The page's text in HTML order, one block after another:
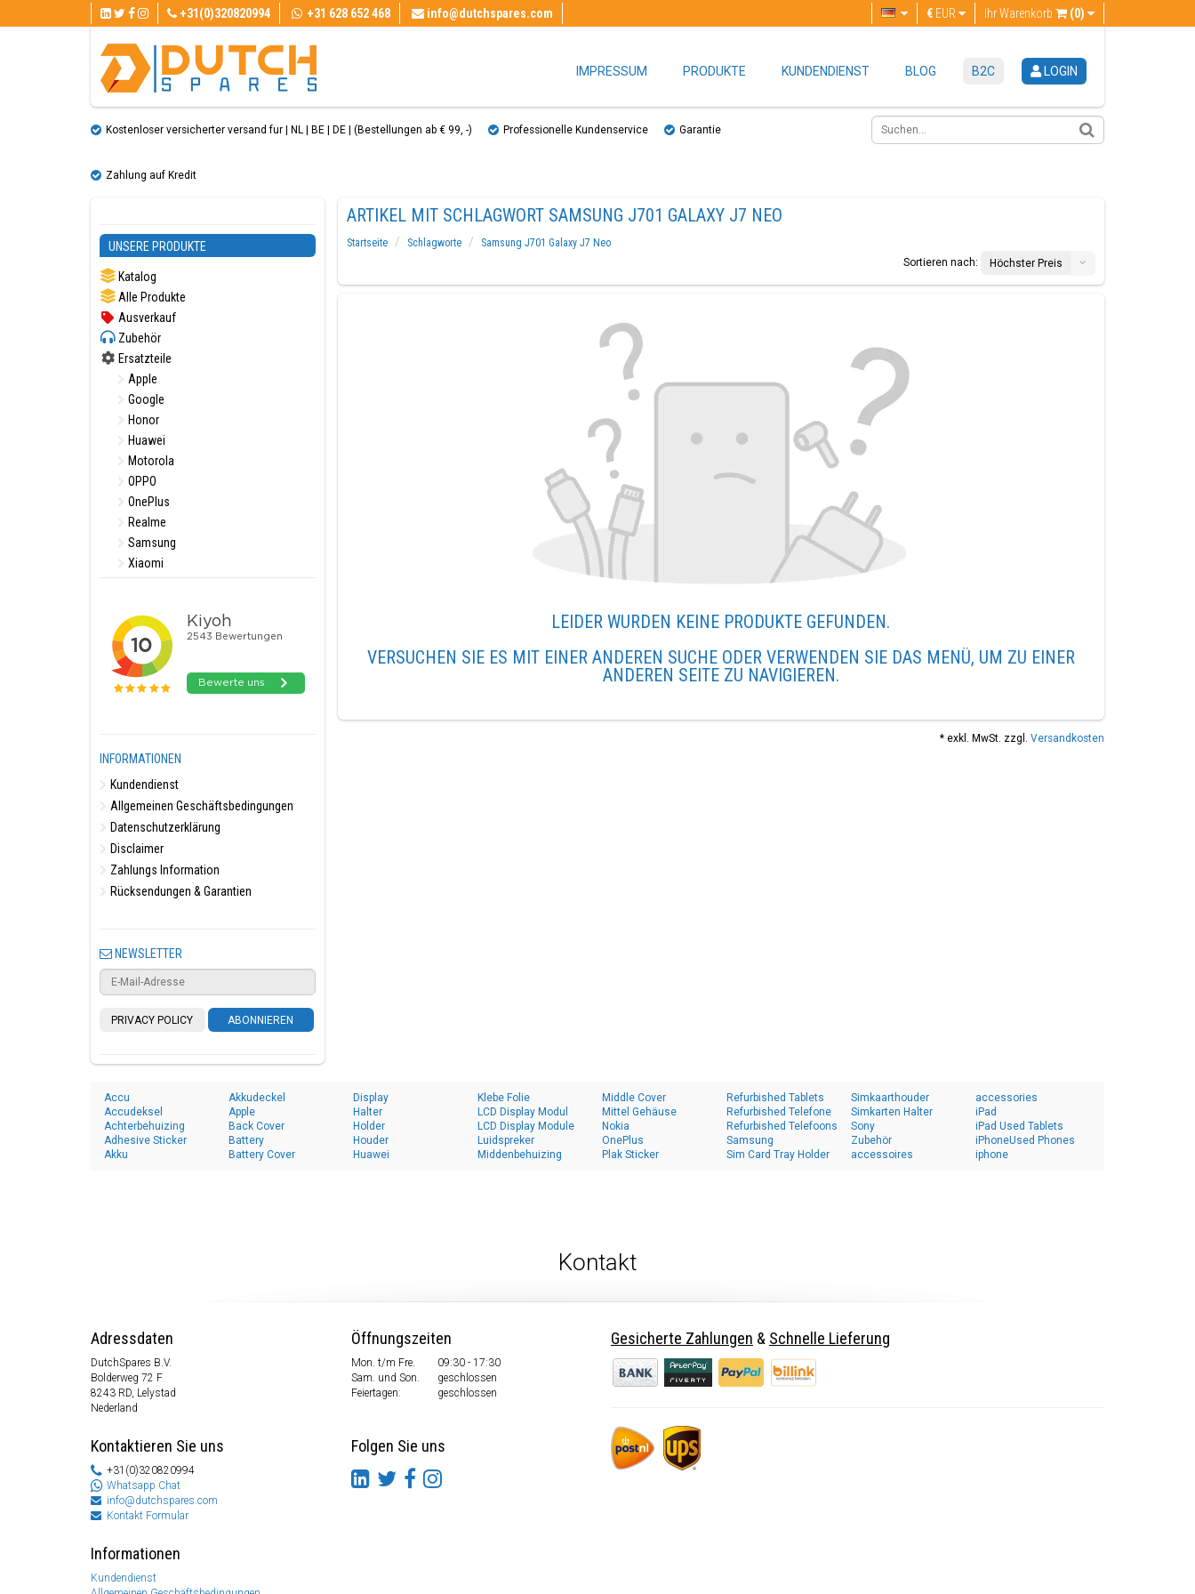
+31(0)320820994 +31 628 652 468 info@dutchspares.com Ihr Warenkorb (0)
€ EUR
IMPRESSUM PRODUKTE KUNDENDIENST BLOG B2C LOGIN
Kostenloser versicherter versand fur | NL | BE | DE | (Bestellungen ab € 99, ​​-) Professionelle Kundenservice Garantie
Zahlung auf Kredit
UNSERE PRODUKTE
Katalog
Alle Produkte
Ausverkauf
Zubehör
Ersatzteile
Apple
Google
Honor
Huawei
Motorola
OPPO
OnePlus
Realme
Samsung
Xiaomi
INFORMATIONEN
Kundendienst
Allgemeinen Geschäftsbedingungen
Datenschutzerklärung
Disclaimer
Zahlungs Information
Rücksendungen & Garantien
NEWSLETTER
PRIVACY POLICY ABONNIEREN
ARTIKEL MIT SCHLAGWORT SAMSUNG J701 GALAXY J7 NEO
Startseite Schlagworte
Samsung J701 Galaxy J7 Neo
Sortieren nach:
Höchster Preis
LEIDER WURDEN KEINE PRODUKTE GEFUNDEN.
VERSUCHEN SIE ES MIT EINER ANDEREN SUCHE ODER VERWENDEN SIE DAS MENÜ, UM ZU EINER
ANDEREN SEITE ZU NAVIGIEREN.
* exkl. MwSt. zzgl. Versandkosten
Accu
Accudeksel
Achterbehuizing
Adhesive Sticker
Akku
Akkudeckel
Apple
Back Cover
Battery
Battery Cover
Display
Halter
Holder
Houder
Huawei
Klebe Folie
LCD Display Modul
LCD Display Module
Luidspreker
Middenbehuizing
Middle Cover
Mittel Gehäuse
Nokia
OnePlus
Plak Sticker
Refurbished Tablets
Refurbished Telefone
Refurbished Telefoons
Samsung
Sim Card Tray Holder
Simkaarthouder
Simkarten Halter
Sony
Zubehör
accessoires
accessories
iPad
iPad Used Tablets
iPhoneUsed Phones
iphone
Kontakt
Adressdaten
DutchSpares B.V.
Bolderweg 72 F
8243 RD, Lelystad
Nederland
Kontaktieren Sie uns
+31(0)320820994
Whatsapp Chat
info@dutchspares.com
Kontakt Formular
Informationen
Kundendienst
Öffnungszeiten
Mon. t/m Fre.
09:30 - 17:30
Sam. und Son.
geschlossen
Feiertagen:
geschlossen
Folgen Sie uns
Gesicherte Zahlungen & Schnelle Lieferung